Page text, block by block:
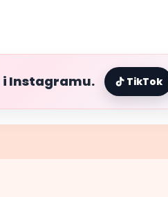
i Instagramu. TikTok